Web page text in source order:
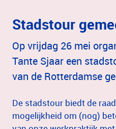
Stadstour
Op vrijdag 26 mei
Tante Sjaar een
van de Rotterdamse
De stadstour biedt de
mogelijkheid om (nog)